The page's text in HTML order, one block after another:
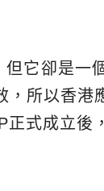
它卻是一
所以香港
正式成立後